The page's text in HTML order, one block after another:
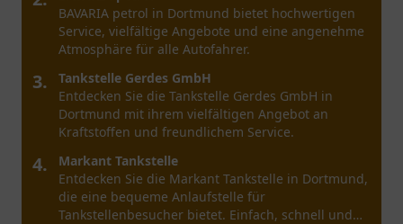
EKTRA Tank 24h in Köln Porz-Gremberghoven
bietet 24/7 Service für Pendler und Anwohner.
Ideal für Snacks und Erfrischungen.
3.
Westfalen Tankstelle
Entdecken Sie die Westfalen Tankstelle in Köln, wo
eine angenehme Umgebung und freundlicher
Service auf Sie warten könnten.
4.
star Tankstelle
Entdecken Sie die Star Tankstelle in Köln, ein
praktischer Ort für Trockenprodukte und
Kraftstoffe - ideal für Reisende und Einheimische.